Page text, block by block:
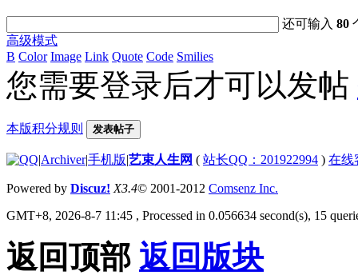
还可输入80
高级模式
B Color Image Link Quote Code Smilies
您需要登录后才可以发帖
本版积分规则 发表帖子
|Archiver|手机版|艺束人生网 ( 站长QQ：201922994 ) 在线
Powered by Discuz! X3.4© 2001-2012 Comsenz Inc.
GMT+8, 2026-8-7 11:45 , Processed in 0.056634 second(s), 15
返回顶部 返回版块